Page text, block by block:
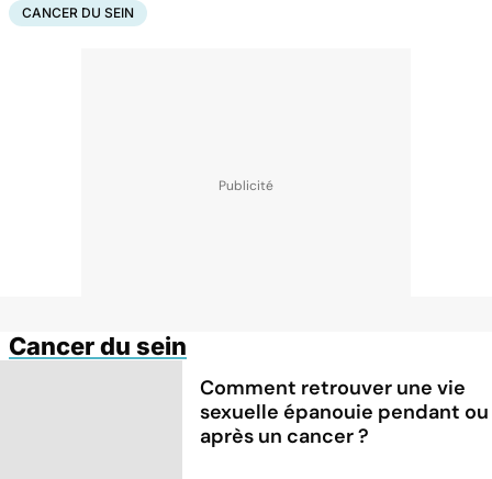
CANCER DU SEIN
Cancer du sein
Comment retrouver une vie
sexuelle épanouie pendant ou
après un cancer ?